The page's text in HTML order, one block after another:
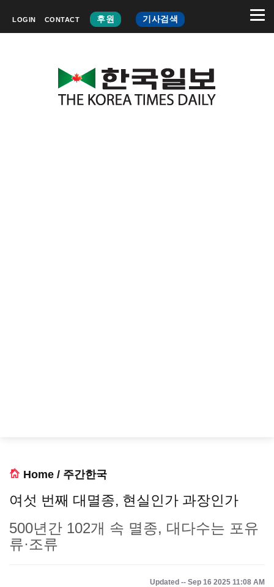
LOGIN CONTACT 후원 기사검색
Home / 주간한국
여섯 번째 대멸종, 현실인가 과장인가
500년간 102개 속 멸종, 대다수는 포유
류·조류
Updated -- Sep 16 2025 11:08 AM